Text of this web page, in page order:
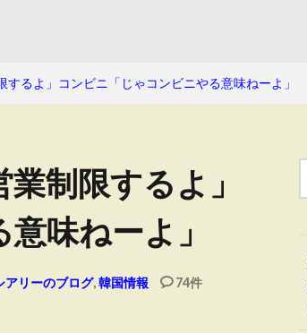
るよ」コンビニ「じゃコンビニやる意味ねーよ」
制限するよ」
味ねーよ」
アリーのブログ,韓国情報 74件